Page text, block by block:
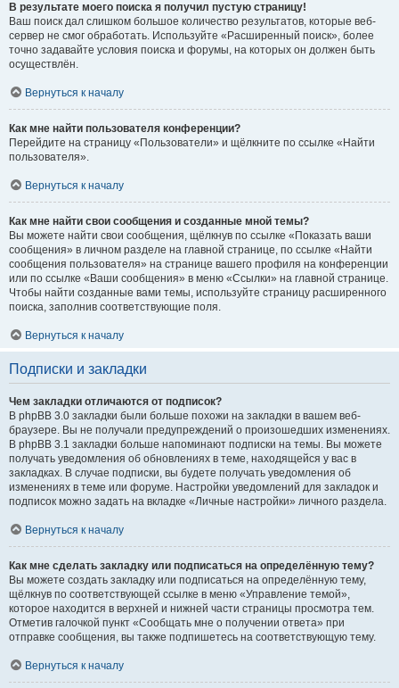
В результате моего поиска я получил пустую страницу!
Ваш поиск дал слишком большое количество результатов, которые веб-
сервер не смог обработать. Используйте «Расширенный поиск», более
точно задавайте условия поиска и форумы, на которых он должен быть
осуществлён.
Вернуться к началу
Как мне найти пользователя конференции?
Перейдите на страницу «Пользователи» и щёлкните по ссылке «Найти
пользователя».
Вернуться к началу
Как мне найти свои сообщения и созданные мной темы?
Вы можете найти свои сообщения, щёлкнув по ссылке «Показать ваши
сообщения» в личном разделе на главной странице, по ссылке «Найти
сообщения пользователя» на странице вашего профиля на конференции
или по ссылке «Ваши сообщения» в меню «Ссылки» на главной странице.
Чтобы найти созданные вами темы, используйте страницу расширенного
поиска, заполнив соответствующие поля.
Вернуться к началу
Подписки и закладки
Чем закладки отличаются от подписок?
В phpBB 3.0 закладки были больше похожи на закладки в вашем веб-
браузере. Вы не получали предупреждений о произошедших изменениях.
В phpBB 3.1 закладки больше напоминают подписки на темы. Вы можете
получать уведомления об обновлениях в теме, находящейся у вас в
закладках. В случае подписки, вы будете получать уведомления об
изменениях в теме или форуме. Настройки уведомлений для закладок и
подписок можно задать на вкладке «Личные настройки» личного раздела.
Вернуться к началу
Как мне сделать закладку или подписаться на определённую тему?
Вы можете создать закладку или подписаться на определённую тему,
щёлкнув по соответствующей ссылке в меню «Управление темой»,
которое находится в верхней и нижней части страницы просмотра тем.
Отметив галочкой пункт «Сообщать мне о получении ответа» при
отправке сообщения, вы также подпишетесь на соответствующую тему.
Вернуться к началу